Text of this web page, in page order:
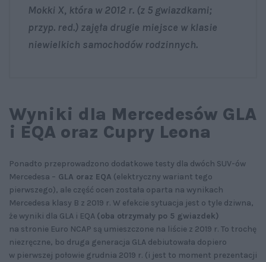
Mokki X, która w 2012 r. (z 5 gwiazdkami;
przyp. red.) zajęła drugie miejsce w klasie
niewielkich samochodów rodzinnych.
Wyniki dla Mercedesów GLA
i EQA oraz Cupry Leona
Ponadto przeprowadzono dodatkowe testy dla dwóch SUV-ów
Mercedesa – GLA oraz EQA (elektryczny wariant tego
pierwszego), ale część ocen została oparta na wynikach
Mercedesa klasy B z 2019 r. W efekcie sytuacja jest o tyle dziwna,
że wyniki dla GLA i EQA (oba otrzymały po 5 gwiazdek)
na stronie Euro NCAP są umieszczone na liście z 2019 r. To trochę
niezręczne, bo druga generacja GLA debiutowała dopiero
w pierwszej połowie grudnia 2019 r. (i jest to moment prezentacji